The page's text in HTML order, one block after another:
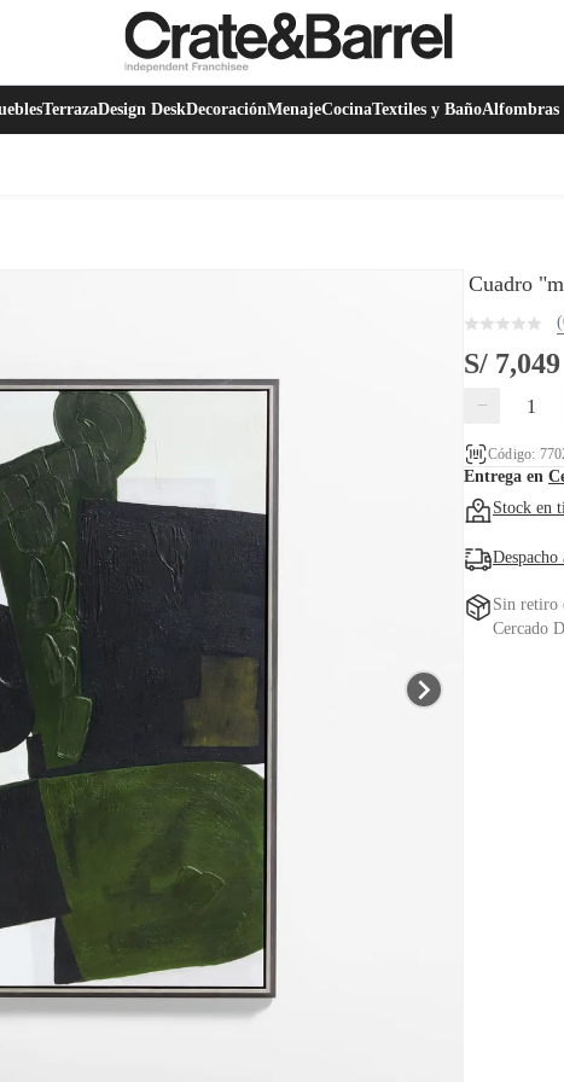
TerrazaDesign DeskDecoraciónMenajeCocinaTextiles y BañoAlfombras
Cuadro
S/ 7,049
−
Código:
Entrega en
Stock en
Sin retiro
Cercado